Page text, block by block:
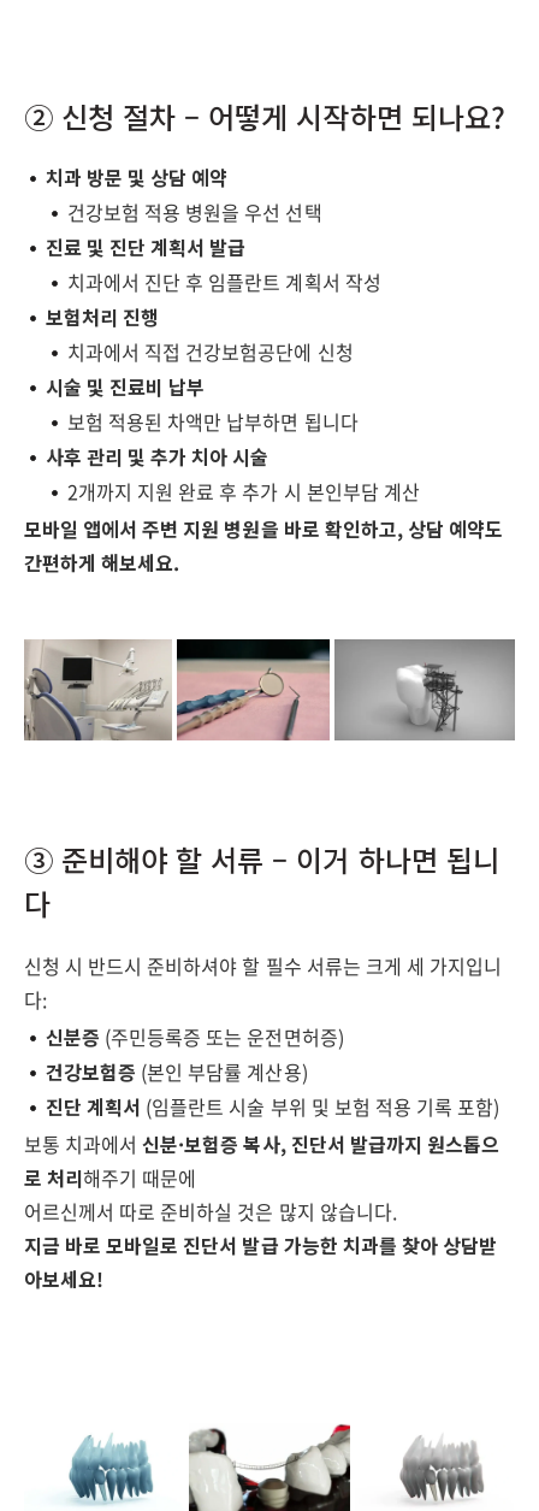
② 신청 절차 – 어떻게 시작하면 되나요?
치과 방문 및 상담 예약
건강보험 적용 병원을 우선 선택
진료 및 진단 계획서 발급
치과에서 진단 후 임플란트 계획서 작성
보험처리 진행
치과에서 직접 건강보험공단에 신청
시술 및 진료비 납부
보험 적용된 차액만 납부하면 됩니다
사후 관리 및 추가 치아 시술
2개까지 지원 완료 후 추가 시 본인부담 계산
모바일 앱에서 주변 지원 병원을 바로 확인하고, 상담 예약도
간편하게 해보세요.
③ 준비해야 할 서류 – 이거 하나면 됩니
다
신청 시 반드시 준비하셔야 할 필수 서류는 크게 세 가지입니
다:
신분증 (주민등록증 또는 운전면허증)
건강보험증 (본인 부담률 계산용)
진단 계획서 (임플란트 시술 부위 및 보험 적용 기록 포함)
보통 치과에서신분·보험증 복사, 진단서 발급까지 원스톱으
로 처리해주기 때문에
어르신께서 따로 준비하실 것은 많지 않습니다.
지금 바로 모바일로 진단서 발급 가능한 치과를 찾아 상담받
아보세요!